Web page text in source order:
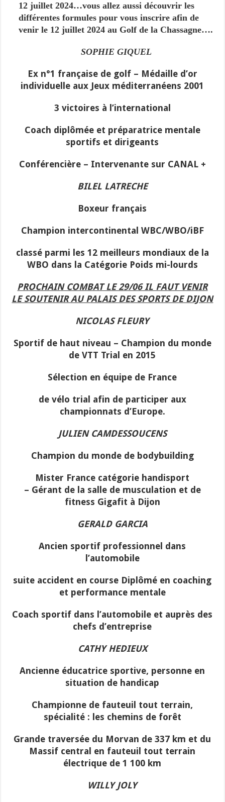
12 juillet 2024…vous allez aussi découvrir les
différentes formules pour vous inscrire afin de
venir le 12 juillet 2024 au Golf de la Chassagne….
SOPHIE GIQUEL
Ex n°1 française de golf – Médaille d’or
individuelle aux Jeux méditerranéens 2001
3 victoires à l’international
Coach diplômée et préparatrice mentale
sportifs et dirigeants
Conférencière – Intervenante sur CANAL +
BILEL LATRECHE
Boxeur français
Champion intercontinental WBC/WBO/iBF
classé parmi les 12 meilleurs mondiaux de la
WBO dans la Catégorie Poids mi-lourds
PROCHAIN COMBAT LE 29/06 IL FAUT VENIR
LE SOUTENIR AU PALAIS DES SPORTS DE DIJON
NICOLAS FLEURY
Sportif de haut niveau – Champion du monde
de VTT Trial en 2015
Sélection en équipe de France
de vélo trial afin de participer aux
championnats d’Europe.
JULIEN CAMDESSOUCENS
Champion du monde de bodybuilding
Mister France catégorie handisport
– Gérant de la salle de musculation et de
fitness Gigafit à Dijon
GERALD GARCIA
Ancien sportif professionnel dans
l’automobile
suite accident en course Diplômé en coaching
et performance mentale
Coach sportif dans l’automobile et auprès des
chefs d’entreprise
CATHY HEDIEUX
Ancienne éducatrice sportive, personne en
situation de handicap
Championne de fauteuil tout terrain,
spécialité : les chemins de forêt
Grande traversée du Morvan de 337 km et du
Massif central en fauteuil tout terrain
électrique de 1 100 km
WILLY JOLY